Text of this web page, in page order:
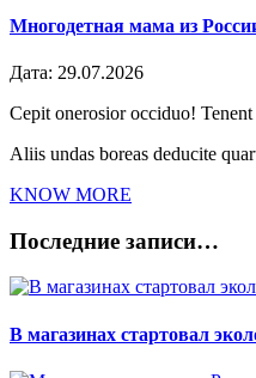
Многодетная мама из
Дата: 29.07.2026
Cepit onerosior occiduo!
Aliis undas boreas deducite
KNOW MORE
Последние записи…
В магазинах стартовал